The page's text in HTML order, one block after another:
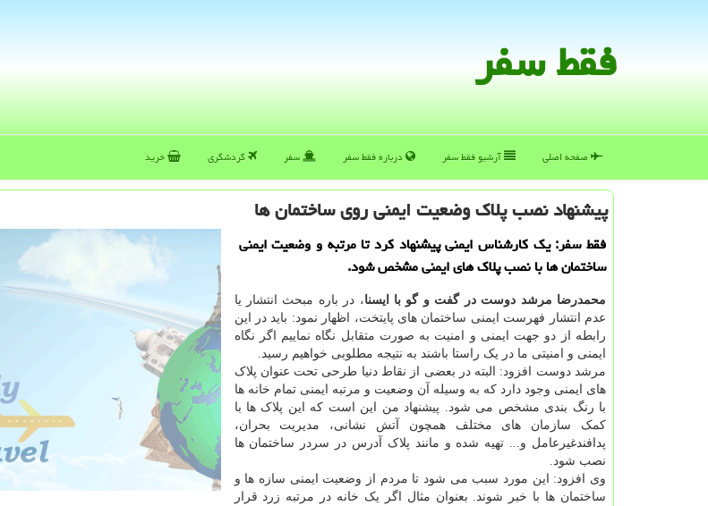
فقط سفر
صفحه اصلی آرشیو فقط سفر درباره فقط سفر سفر گردشگری خرید
پیشنهاد نصب پلاك وضعیت ایمنی روی ساختمان ها
فقط سفر: یك كارشناس ایمنی پیشنهاد كرد تا مرتبه و وضعیت ایمنی
ساختمان ها با نصب پلاك های ایمنی مشخص شود.
محمدرضا مرشد دوست در گفت و گو با ایسنا، در باره مبحث انتشار یا
عدم انتشار فهرست ایمنی ساختمان های پایتخت، اظهار نمود: باید در این
رابطه از دو جهت ایمنی و امنیت به صورت متقابل نگاه نماییم اگر نگاه
ایمنی و امنیتی ما در یک راستا باشند به نتیجه مطلوبی خواهیم رسید.
مرشد دوست افزود: البته در بعضی از نقاط دنیا طرحی تحت عنوان پلاک
های ایمنی وجود دارد که به وسیله آن وضعیت و مرتبه ایمنی تمام خانه ها
با رنگ بندی مشخص می شود. پیشنهاد من این است که این پلاک ها با
کمک سازمان های مختلف همچون آتش نشانی، مدیریت بحران،
پدافندغیرعامل و... تهیه شده و مانند پلاک آدرس در سردر ساختمان ها
نصب شود.
وی افزود: این مورد سبب می شود تا مردم از وضعیت ایمنی سازه ها و
ساختمان ها با خبر شوند. بعنوان مثال اگر یک خانه در مرتبه زرد قرار